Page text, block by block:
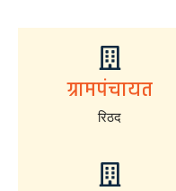
ग्रामपंचायत
रिठद